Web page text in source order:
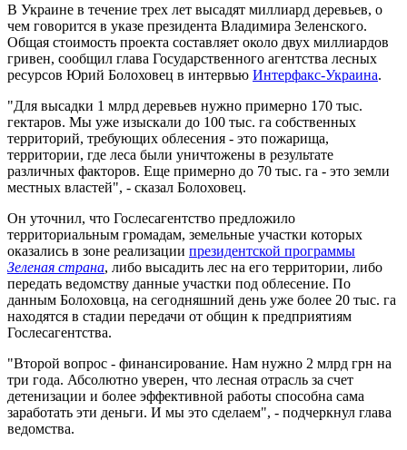
В Украине в течение трех лет высадят миллиард деревьев, о
чем говорится в указе президента Владимира Зеленского.
Общая стоимость проекта составляет около двух миллиардов
гривен, сообщил глава Государственного агентства лесных
ресурсов Юрий Болоховец в интервью Интерфакс-Украина.
"Для высадки 1 млрд деревьев нужно примерно 170 тыс.
гектаров. Мы уже изыскали до 100 тыс. га собственных
территорий, требующих облесения - это пожарища,
территории, где леса были уничтожены в результате
различных факторов. Еще примерно до 70 тыс. га - это земли
местных властей", - сказал Болоховец.
Он уточнил, что Гослесагентство предложило
территориальным громадам, земельные участки которых
оказались в зоне реализации президентской программы
Зеленая страна, либо высадить лес на его территории, либо
передать ведомству данные участки под облесение. По
данным Болоховца, на сегодняшний день уже более 20 тыс. га
находятся в стадии передачи от общин к предприятиям
Гослесагентства.
"Второй вопрос - финансирование. Нам нужно 2 млрд грн на
три года. Абсолютно уверен, что лесная отрасль за счет
детенизации и более эффективной работы способна сама
заработать эти деньги. И мы это сделаем", - подчеркнул глава
ведомства.